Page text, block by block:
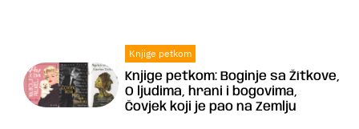
Knjige petkom
Knjige petkom: Boginje sa Žítkove,
O ljudima, hrani i bogovima,
Čovjek koji je pao na Zemlju